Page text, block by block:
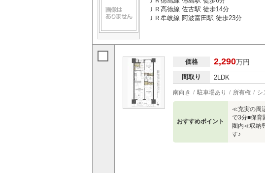
ＪＲ高徳線 佐古駅 徒歩14分
ＪＲ牟岐線 阿波富田駅 徒歩23分
価格 2,290万円
間取り 2LDK
南向き 駐車場あり 所有権 シ
おすすめポイント
≪充実の周
で3分■保育
圏内≪収納
す♪